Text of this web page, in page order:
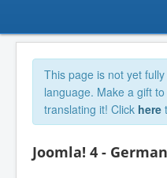
This page is not yet
language. Make a gift
translating it! Click here
Joomla! 4 -